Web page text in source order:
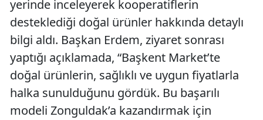
yerinde inceleyerek kooperatiflerin
desteklediği doğal ürünler hakkında detaylı
bilgi aldı. Başkan Erdem, ziyaret sonrası
yaptığı açıklamada, “Başkent Market’te
doğal ürünlerin, sağlıklı ve uygun fiyatlarla
halka sunulduğunu gördük. Bu başarılı
modeli Zonguldak’a kazandırmak için